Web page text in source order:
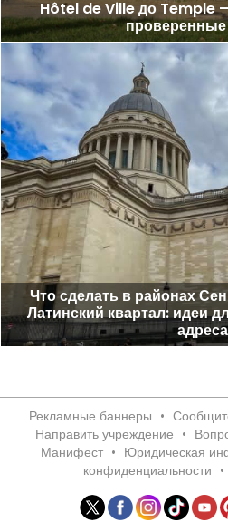
Hôtel de Ville до Temple
проверенные
Что сделать в районах
Латинский квартал: идеи
адреса
Рекламные баннеры •
Направить учреждение •
Манифест • Юридическая
конфиденциальности •